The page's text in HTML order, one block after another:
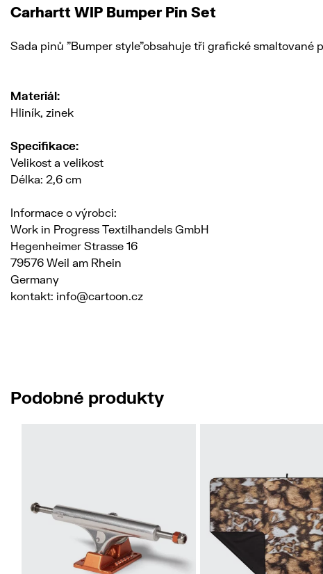
Carhartt WIP Bumper Pin Set
Sada pinů "Bumper style"obsahuje tři grafické smaltované
Materiál:
Hliník, zinek
Specifikace:
Velikost a velikost
Délka: 2,6 cm
Informace o výrobci:
Work in Progress Textilhandels GmbH
Hegenheimer Strasse 16
79576 Weil am Rhein
Germany
kontakt: info@cartoon.cz
Podobné produkty